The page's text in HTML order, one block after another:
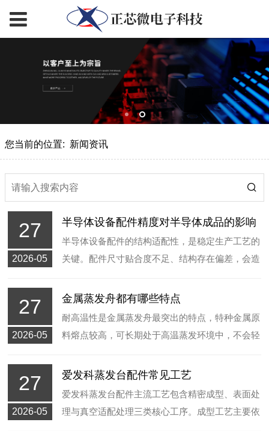
您当前的位置: 新闻资讯
27
2026-05
半导体设备配件精度对半导体成品的影响
半导体设备配件的结构适配性，是稳定生产工艺的
关键。配件尺寸贴合度不足、结构存在偏差，会造
偏移等问题，让半导体成品出现参数偏差、性能不
一致等情况，影响产品后续应用效果。
27
2026-05
金属蒸发舟都有哪些特点
耐高温性是金属蒸发舟最突出的特点，特种金属原
料熔点较高，可长期处于高温蒸发环境中，不会轻
有效延长配件的使用周期。同时，金属材质导热性
能优良，热量传递均匀，可让舟体内部的镀膜原料
受热均衡，实现平稳汽化。
27
2026-05
爱发科蒸发台配件常见工艺
爱发科蒸发台配件主流工艺包含精密成型、表面处
理与真空适配处理三类核心工序。成型工艺主要依